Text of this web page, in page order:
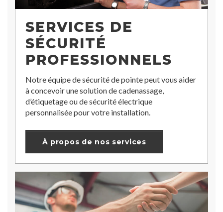
SERVICES DE
SÉCURITÉ
PROFESSIONNELS
Notre équipe de sécurité de pointe peut vous aider
à concevoir une solution de cadenassage,
d’étiquetage ou de sécurité électrique
personnalisée pour votre installation.
À propos de nos services